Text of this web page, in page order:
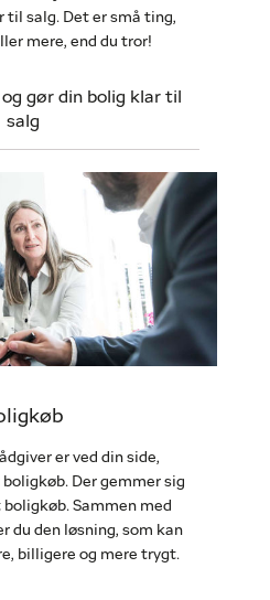
salg. Det er små ting,
mere, end du tror!
gør din bolig klar til
salg
er ved din side,
Der gemmer sig
Sammen med
du den løsning, som kan
billigere og mere trygt.